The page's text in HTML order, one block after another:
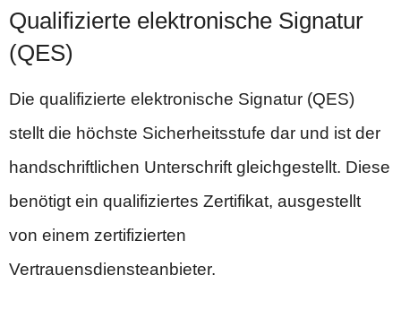
Qualifizierte elektronische Signatur
(QES)
Die qualifizierte elektronische Signatur (QES)
stellt die höchste Sicherheitsstufe dar und ist der
handschriftlichen Unterschrift gleichgestellt. Diese
benötigt ein qualifiziertes Zertifikat, ausgestellt
von einem zertifizierten
Vertrauensdiensteanbieter.